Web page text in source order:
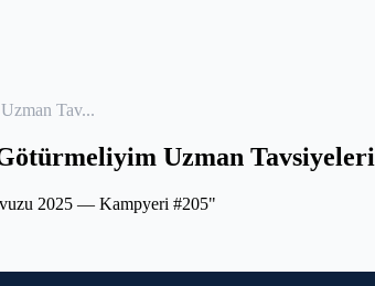
Tav...
Uzman Tavsiyeleri
2025 — Kampyeri #205"